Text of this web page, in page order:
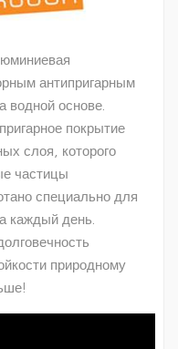
антипригарным
водной основе.
покрытие
слоя, которого
частицы
специально для
каждый день.
природному